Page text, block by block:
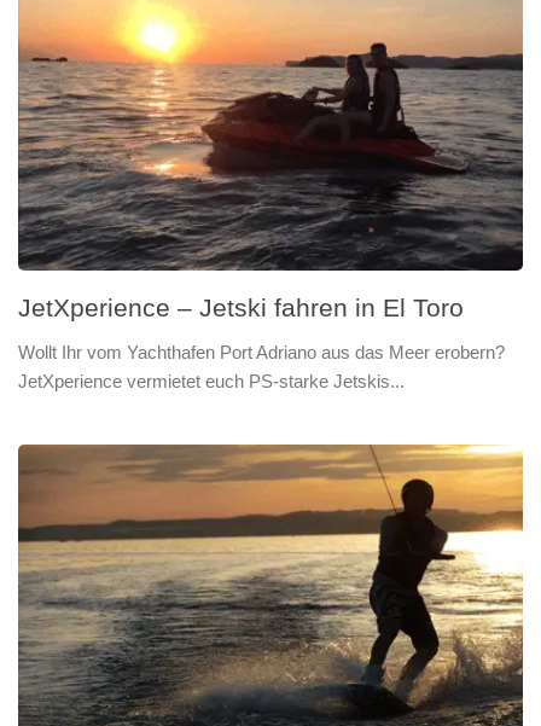
JetXperience – Jetski fahren in El Toro
Wollt Ihr vom Yachthafen Port Adriano aus das Meer erobern?
JetXperience vermietet euch PS-starke Jetskis...